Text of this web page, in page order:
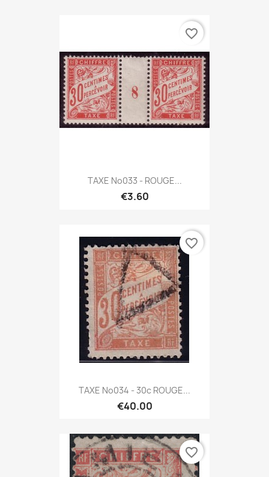
TAXE No033 - ROUGE...
€3.60
favorite_border
TAXE No034 - 30c ROUGE...
€40.00
favorite_border
favorite_border